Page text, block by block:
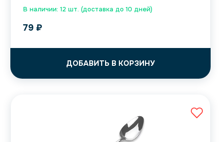
В наличии: 12 шт. (доставка до 10 дней)
79 ₽
ДОБАВИТЬ В КОРЗИНУ